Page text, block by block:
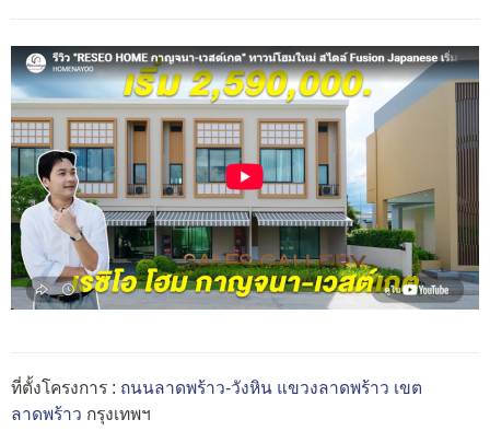
ที่ตั้งโครงการ : ถนนลาดพร้าว-วังหิน แขวงลาดพร้าว เขต
ลาดพร้าว กรุงเทพฯ